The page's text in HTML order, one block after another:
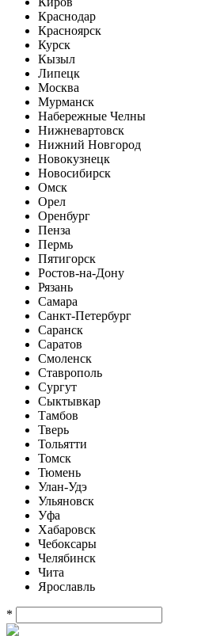
Краснодар
Красноярск
Курск
Кызыл
Липецк
Москва
Мурманск
Набережные Челны
Нижневартовск
Нижний Новгород
Новокузнецк
Новосибирск
Омск
Орел
Оренбург
Пенза
Пермь
Пятигорск
Ростов-на-Дону
Рязань
Самара
Санкт-Петербург
Саранск
Саратов
Смоленск
Ставрополь
Сургут
Сыктывкар
Тамбов
Тверь
Тольятти
Томск
Тюмень
Улан-Удэ
Ульяновск
Уфа
Хабаровск
Чебоксары
Челябинск
Чита
Ярославль
*